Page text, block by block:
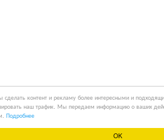
OK
контент и рекламу более интересными и
наш трафик. Мы передаем информацию о ваших
Подробнее